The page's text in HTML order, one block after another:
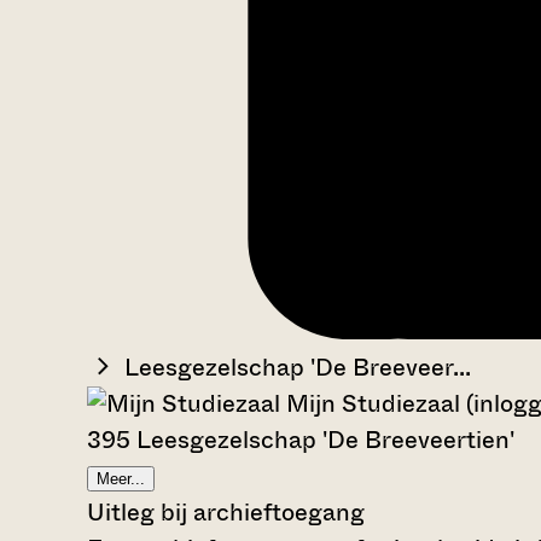
Leesgezelschap 'De Breeveer...
Mijn Studiezaal
395 Leesgezelschap 'De Breeveertien'
Meer...
Uitleg bij archieftoegang